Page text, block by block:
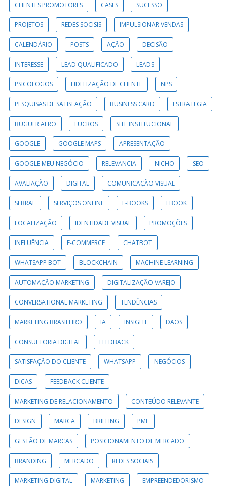
CLIENTES PROMOTORES CASES SUCESSO
PROJETOS REDES SOCISIS IMPULSIONAR VENDAS
CALENDÁRIO POSTS AÇÃO DECISÃO
INTERESSE LEAD QUALIFICADO LEADS
PSICOLOGOS FIDELIZAÇÃO DE CLIENTE NPS
PESQUISAS DE SATISFAÇÃO BUSINESS CARD ESTRATEGIA
BUGUER AERO LUCROS SITE INSTITUCIONAL
GOOGLE GOOGLE MAPS APRESENTAÇÃO
GOOGLE MEU NEGÓCIO RELEVANCIA NICHO SEO
AVALIAÇÃO DIGITAL COMUNICAÇÃO VISUAL
SEBRAE SERVIÇOS ONLINE E-BOOKS EBOOK
LOCALIZAÇÃO IDENTIDADE VISUAL PROMOÇÕES
INFLUÊNCIA E-COMMERCE CHATBOT
WHATSAPP BOT BLOCKCHAIN MACHINE LEARNING
AUTOMAÇÃO MARKETING DIGITALIZAÇÃO VAREJO
CONVERSATIONAL MARKETING TENDÊNCIAS
MARKETING BRASILEIRO IA INSIGHT DAOS
CONSULTORIA DIGITAL FEEDBACK
SATISFAÇÃO DO CLIENTE WHATSAPP NEGÓCIOS
DICAS FEEDBACK CLIENTE
MARKETING DE RELACIONAMENTO CONTEÚDO RELEVANTE
DESIGN MARCA BRIEFING PME
GESTÃO DE MARCAS POSICIONAMENTO DE MERCADO
BRANDING MERCADO REDES SOCIAIS
MARKETING DIGITAL MARKETING EMPREENDEDORISMO